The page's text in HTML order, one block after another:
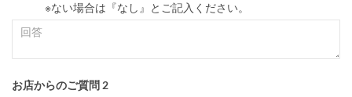
※ない場合は『なし』とご記入ください。
お店からのご質問 2